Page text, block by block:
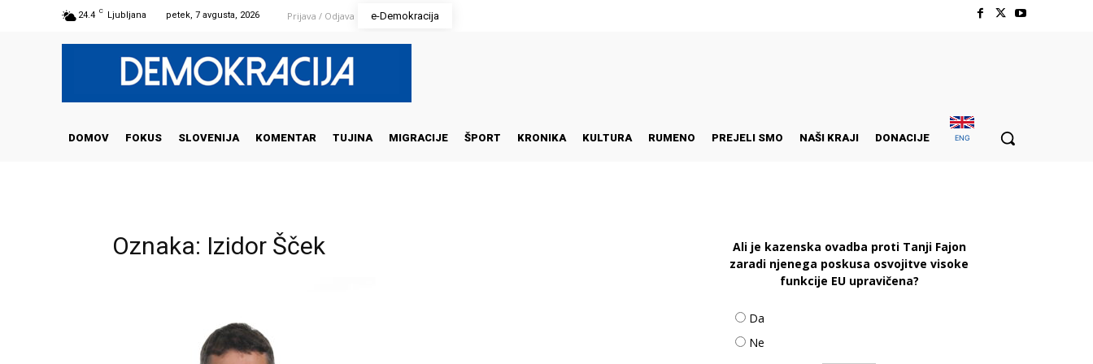
24.4 C Ljubljana petek, 7 avgusta, 2026 Prijava / Odjava e-Demokracija
DOMOV FOKUS SLOVENIJA KOMENTAR TUJINA MIGRACIJE ŠPORT KRONIKA KULTURA RUMENO PREJELI SMO NAŠI KRAJI DONACIJE ENG
Oznaka: Izidor Šček
Ali je kazenska ovadba proti Tanji Fajon
zaradi njenega poskusa osvojitve visoke
funkcije EU upravičena?
Da
Ne